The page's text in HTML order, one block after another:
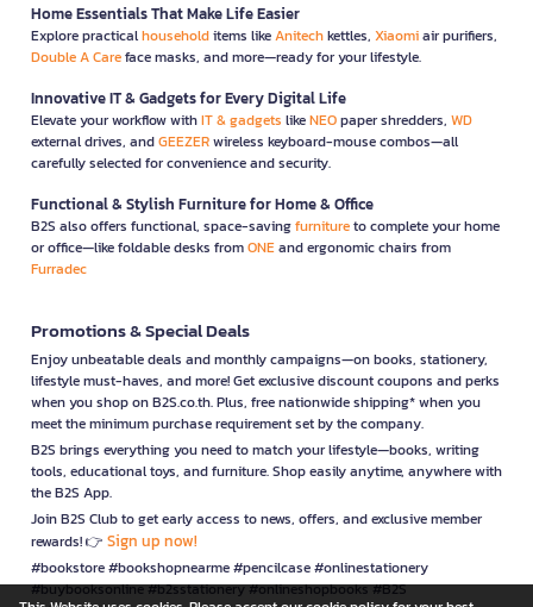
Home Essentials That Make Life Easier
Explore practicalhouseholditems likeAnitechkettles, Xiaomiair purifiers,
Double A Careface masks, and more—ready for your lifestyle.
Innovative IT & Gadgets for Every Digital Life
Elevate your workflow withIT & gadgets likeNEOpaper shredders, WD
external drives, andGEEZERwireless keyboard-mouse combos—all
carefully selected for convenience and security.
Functional & Stylish Furniture for Home & Office
B2S also offers functional, space-savingfurnitureto complete your home
or office—like foldable desks fromONEand ergonomic chairs from
Furradec
Promotions & Special Deals
Enjoy unbeatable deals and monthly campaigns—on books, stationery,
lifestyle must-haves, and more! Get exclusive discount coupons and perks
when you shop on B2S.co.th. Plus, free nationwide shipping* when you
meet the minimum purchase requirement set by the company.
B2S brings everything you need to match your lifestyle—books, writing
tools, educational toys, and furniture. Shop easily anytime, anywhere with
the B2S App.
Join B2S Club to get early access to news, offers, and exclusive member
rewards! 👉 Sign up now!
#bookstore #bookshopnearme #pencilcase #onlinestationery
#buybooksonline #b2sstationery #onlineshopbooks #B2S